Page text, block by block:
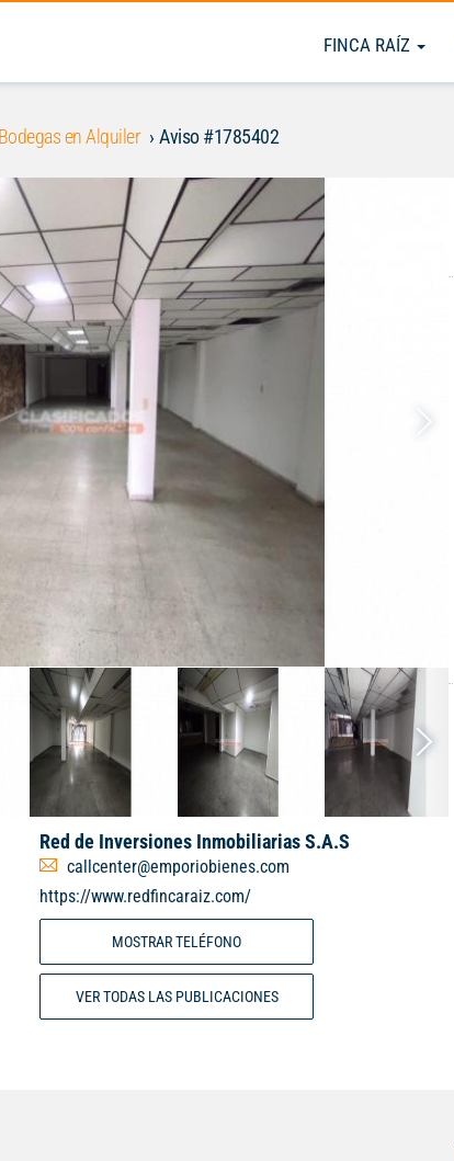
FINCA RAÍZ
en Alquiler Aviso #1785402
Red de Inversiones Inmobiliarias S.A.S
callcenter@emporiobienes.com
https://www.redfincaraiz.com/
MOSTRAR TELÉFONO
VER TODAS LAS PUBLICACIONES